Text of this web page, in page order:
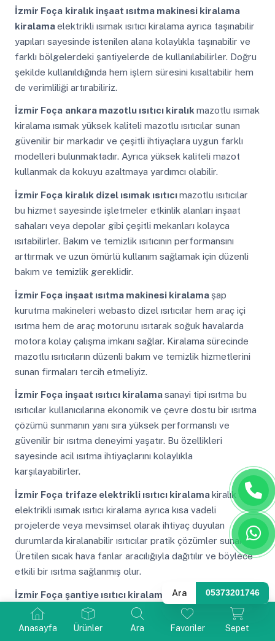
Anasayfa Ürünler Ara Favoriler Sepet
İzmir Foça kiralık inşaat ısıtma makinesi kiralama
kiralamaelektrikli ısımak ısıtıcı kiralama ayrıca taşınabilir
yapıları sayesinde istenilen alana kolaylıkla taşınabilir ve
farklı bölgelerdeki şantiyelerde de kullanılabilirler. Doğru
şekilde kullanıldığında hem işlem süresini kısaltabilir hem
de verimliliği artırabiliriz.
İzmir Foça ankara mazotlu ısıtıcı kiralıkmazotlu ısımak
kiralama ısımak yüksek kaliteli mazotlu ısıtıcılar sunan
güvenilir bir markadır ve çeşitli ihtiyaçlara uygun farklı
modelleri bulunmaktadır. Ayrıca yüksek kaliteli mazot
kullanmak da kokuyu azaltmaya yardımcı olabilir.
İzmir Foça kiralık dizel ısımak ısıtıcımazotlu ısıtıcılar
bu hizmet sayesinde işletmeler etkinlik alanları inşaat
sahaları veya depolar gibi çeşitli mekanları kolayca
ısıtabilirler. Bakım ve temizlik ısıtıcının performansını
arttırmak ve uzun ömürlü kullanım sağlamak için düzenli
bakım ve temizlik gereklidir.
İzmir Foça inşaat ısıtma makinesi kiralama şap
kurutma makineleri webasto dizel ısıtıcılar hem araç içi
ısıtma hem de araç motorunu ısıtarak soğuk havalarda
motora kolay çalışma imkanı sağlar. Kiralama sürecinde
mazotlu ısıtıcıların düzenli bakım ve temizlik hizmetlerini
sunan firmaları tercih etmeliyiz.
İzmir Foça inşaat ısıtıcı kiralamasanayi tipi ısıtma bu
ısıtıcılar kullanıcılarına ekonomik ve çevre dostu bir ısıtma
çözümü sunmanın yanı sıra yüksek performanslı ve
güvenilir bir ısıtma deneyimi yaşatır. Bu özellikleri
sayesinde acil ısıtma ihtiyaçlarını kolaylıkla
karşılayabilirler.
İzmir Foça trifaze elektrikli ısıtıcı kiralamakiralık
elektrikli ısımak ısıtıcı kiralama ayrıca kısa vadeli
projelerde veya mevsimsel olarak ihtiyaç duyulan
durumlarda kiralanabilir ısıtıcılar pratik çözümler sunar.
Üretilen sıcak hava fanlar aracılığıyla dağıtılır ve böylece
etkili bir ısıtma sağlanmış olur.
İzmir Foça şantiye ısıtıcı kiralama
dizel ısımak ısıtıcı
kiralık mazotlu ısıtıcı kiralama hizmetimiz çeşitli açık hava
etkinlikleri organizasyonlar veya inşaat alanları gibi ihtiyaç
Ara 05373201746